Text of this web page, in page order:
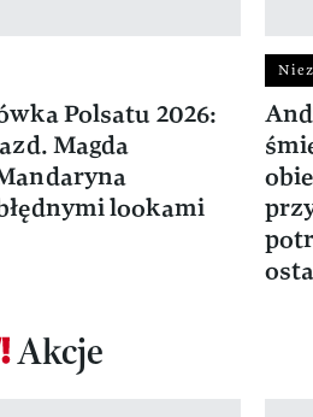
Polsatu 2026:
Magda
lookami
Akcje